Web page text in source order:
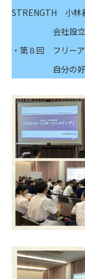
STRENGTH 小林
会社設立お
・第８回 フリー
自分の好き